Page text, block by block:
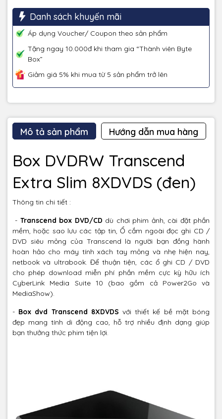
Danh sách khuyến mãi
Áp dụng Voucher/ Coupon theo sản phẩm
Tặng ngay 10.000đ khi tham gia “Thành viên Byte
Box”
Giảm giá 5% khi mua từ 5 sản phẩm trở lên
Mô tả sản phẩm Hướng dẫn mua hàng
Box DVDRW Transcend
Extra Slim 8XDVDS (đen)
Thông tin chi tiết :
- Transcend box DVD/CD dù chơi phim ảnh, cài đặt phần
mềm, hoặc sao lưu các tập tin, Ổ cắm ngoài đọc ghi CD /
DVD siêu mỏng của Transcend là người bạn đồng hành
hoàn hảo cho máy tính xách tay mỏng và nhẹ hiện nay,
netbook và ultrabook. Để thuận tiện, các ổ ghi CD / DVD
cho phép download miễn phí phần mềm cực kỳ hữu ích
CyberLink Media Suite 10 (bao gồm cả Power2Go và
MediaShow).
- Box dvd Transcend 8XDVDSvới thiết kế bề mặt bóng
đẹp mang tính di động cao, hỗ trợ nhiều định dạng giúp
bạn thưởng thức phim tiện lợi.